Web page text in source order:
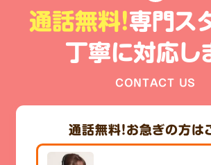
通話無料!専門ス
丁寧に対応し
CONTACT US
通話無料！お急ぎの方は